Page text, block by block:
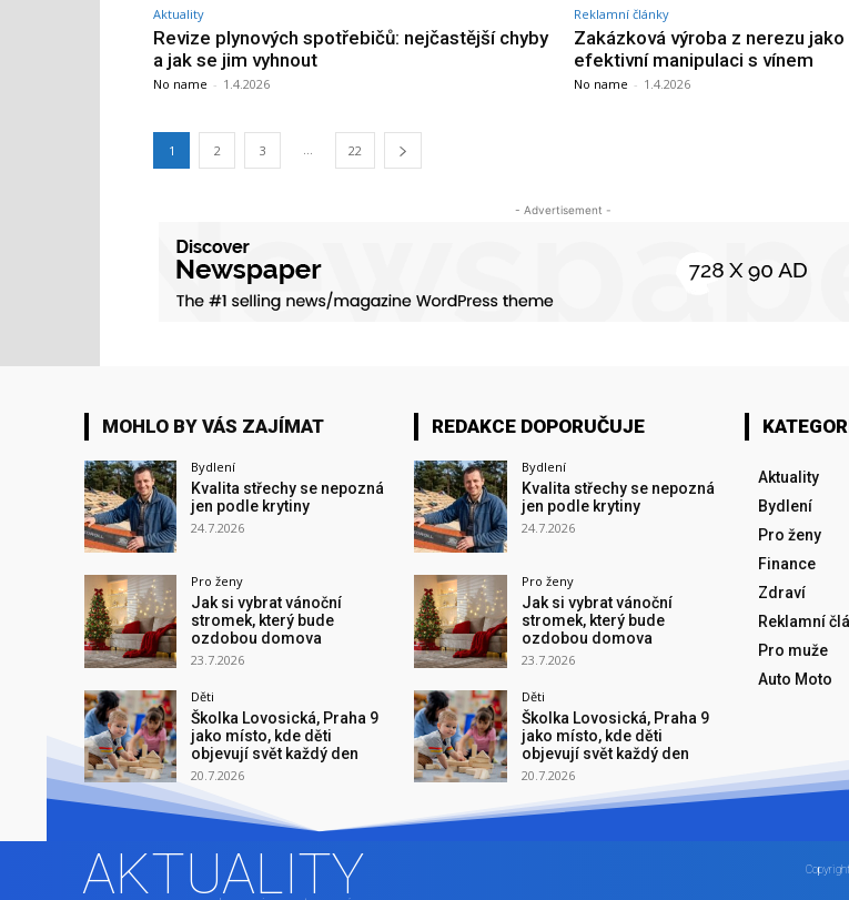
Aktuality
Revize plynových spotřebičů: nejčastější chyby
a jak se jim vyhnout
No name - 1.4.2026
Reklamní články
Zakázková výroba z nerezu
efektivní manipulaci s vínem
No name - 1.4.2026
1 2 3 ... 22
- Advertisement -
MOHLO BY VÁS ZAJÍMAT
Bydlení
Kvalita střechy se nepozná
jen podle krytiny
24.7.2026
Pro ženy
Jak si vybrat vánoční
stromek, který bude
ozdobou domova
23.7.2026
Děti
Školka Lovosická, Praha 9
jako místo, kde děti
objevují svět každý den
20.7.2026
REDAKCE DOPORUČUJE
Bydlení
Kvalita střechy se nepozná
jen podle krytiny
24.7.2026
Pro ženy
Jak si vybrat vánoční
stromek, který bude
ozdobou domova
23.7.2026
Děti
Školka Lovosická, Praha 9
jako místo, kde děti
objevují svět každý den
20.7.2026
Aktuality
Bydlení
Pro ženy
Finance
Zdraví
Reklamní
Pro muže
Auto Moto
AKTUALITY